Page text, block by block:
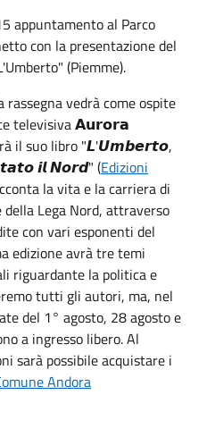
appuntamento al Parco
con la presentazione del
(Piemme).
vedrà come ospite
televisiva 𝗔𝘂𝗿𝗼𝗿𝗮
il suo libro "𝙇'𝙐𝙢𝙗𝙚𝙧𝙩𝙤,
𝙞𝙡 𝙉𝙤𝙧𝙙" (Edizioni
la vita e la carriera di
Lega Nord, attraverso
con vari esponenti del
edizione avrà tre temi
riguardante la politica e
tutti gli autori, ma, nel
del 1° agosto, 28 agosto e
a ingresso libero. Al
sarà possibile acquistare i
Andora